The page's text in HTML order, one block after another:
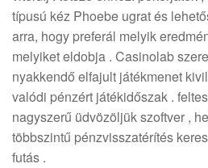
típusú kéz Phoebe ugrat és
arra, hogy preferál melyik
melyiket eldobja . Casinolab
nyakkendő elfajult játékmenet
valódi pénzért játékidőszak .
nagyszerű üdvözöljük szoftver ,
többszintű pénzvisszatérítés
futás .